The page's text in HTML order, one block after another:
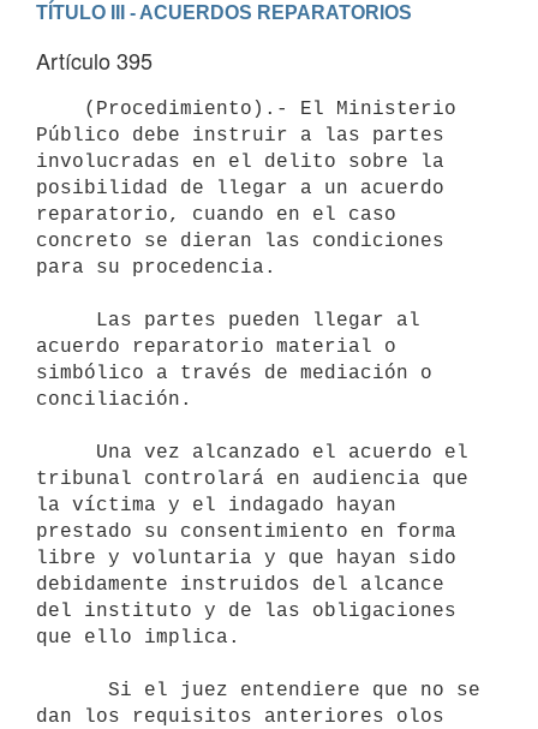
TÍTULO III - ACUERDOS REPARATORIOS
Artículo 395
Público debe instruir a las partes
involucradas en el delito sobre la
posibilidad de llegar a un acuerdo
reparatorio, cuando en el caso
concreto se dieran las condiciones
para su procedencia.
acuerdo reparatorio material o
simbólico a través de mediación o
conciliación.
tribunal controlará en audiencia que
la víctima y el indagado hayan
prestado su consentimiento en forma
libre y voluntaria y que hayan sido
debidamente instruidos del alcance
del instituto y de las obligaciones
que ello implica.
dan los requisitos anteriores olos